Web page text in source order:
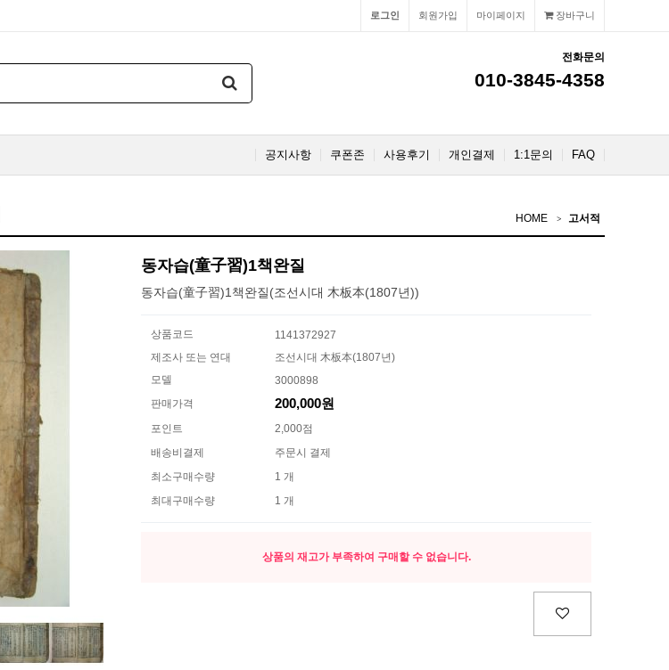
장바구니
마이페이지
회원가입
로그인
전화문의
010-3845-4358
FAQ
1:1문의
개인결제
사용후기
쿠폰존
공지사항
HOME 고서적
동자습(童子習)1책완질
동자습(童子習)1책완질(조선시대 木板本(1807년))
상품코드
1141372927
제조사 또는 연대
조선시대 木板本(1807년)
모델
3000898
판매가격
200,000원
포인트
2,000점
배송비결제
주문시 결제
최소구매수량
1 개
최대구매수량
1 개
상품의 재고가 부족하여 구매할 수 없습니다.